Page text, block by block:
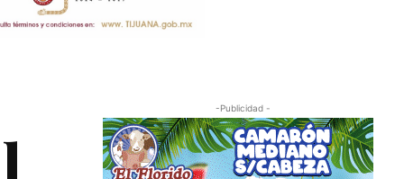
-Publicidad -